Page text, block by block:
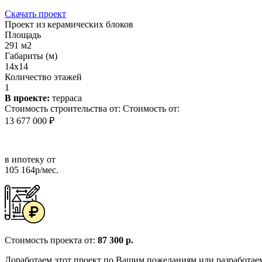
Скачать проект
Проект из керамических блоков
Площадь
291 м2
Габариты (м)
14x14
Количество этажей
1
В проекте: терраса
Стоимость строительства от: Стоимость от:
13 677 000 ₽
в ипотеку от
105 164р/мес.
Стоимость проекта от: 87 300 р.
Доработаем этот проект по Вашим пожеланиям или